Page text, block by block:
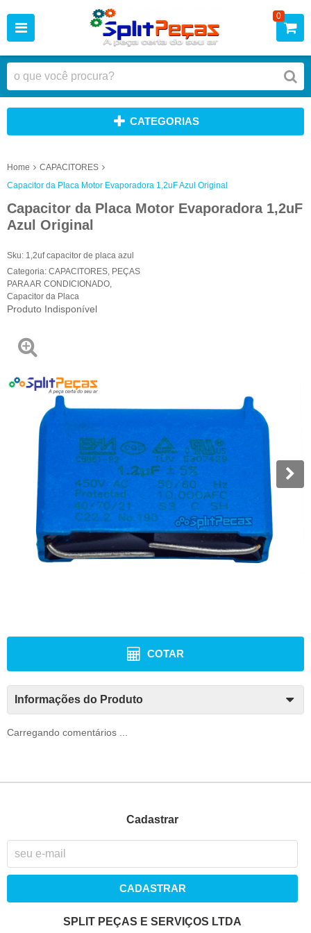
0
CATEGORIAS
Home
CAPACITORES
Capacitor da Placa Motor Evaporadora 1,2uF Azul Original
Capacitor da Placa Motor Evaporadora 1,2uF
Azul Original
Sku: 1,2uf capacitor de placa azul
Categoria: CAPACITORES PEÇAS
PARA AR CONDICIONADO
Capacitor da Placa
Produto Indisponível
COTAR
Informações do Produto
Carregando comentários ...
Cadastrar
CADASTRAR
SPLIT PEÇAS E SERVIÇOS LTDA